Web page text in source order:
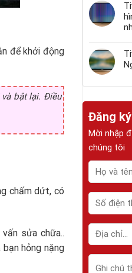
để khởi động
bật lại. Điều
chấm dứt, có
sửa chữa..
hỏng nặng
Đăng
Mời nhập
chúng tôi